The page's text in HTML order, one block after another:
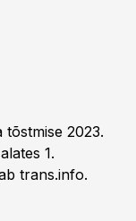
tõstmise 2023.
1.
trans.info.